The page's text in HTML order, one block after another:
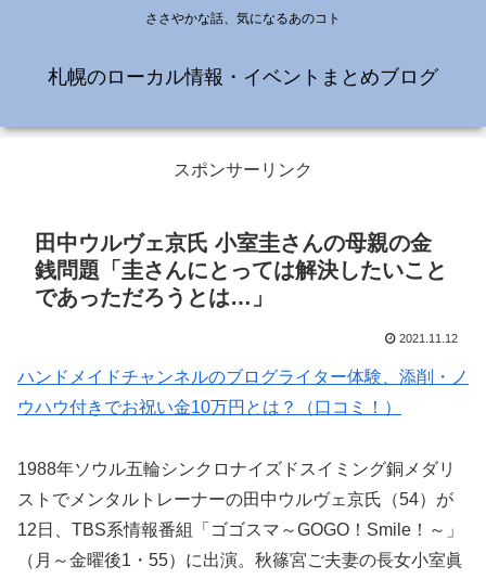
ささやかな話、気になるあのコト
札幌のローカル情報・イベントまとめブログ
スポンサーリンク
田中ウルヴェ京氏 小室圭さんの母親の金
銭問題「圭さんにとっては解決したいこと
であっただろうとは…」
2021.11.12
ハンドメイドチャンネルのブログライター体験、添削・ノ
ウハウ付きでお祝い金10万円とは？（口コミ！）
1988年ソウル五輪シンクロナイズドスイミング銅メダリ
ストでメンタルトレーナーの田中ウルヴェ京氏（54）が
12日、TBS系情報番組「ゴゴスマ～GOGO！Smile！～」
（月～金曜後1・55）に出演。秋篠宮ご夫妻の長女小室眞